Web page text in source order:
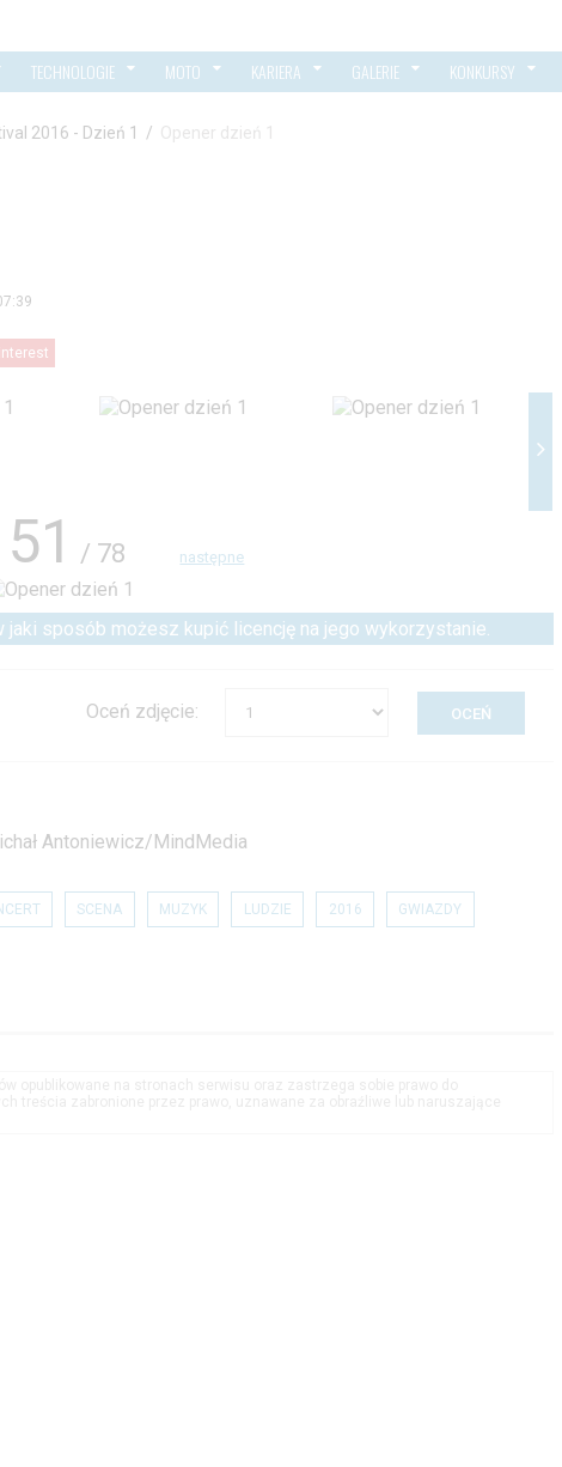
TECHNOLOGIE MOTO KARIERA GALERIE KONKURSY
2016 - Dzień 1 / Opener dzień 1
51 / 78 następne
sposób możesz kupić licencję na jego wykorzystanie.
Oceń zdjęcie:
Antoniewicz/MindMedia
SCENA MUZYK LUDZIE 2016 GWIAZDY